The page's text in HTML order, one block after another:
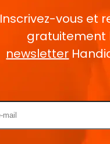
Inscrivez-vous et
gratuitement
newsletter